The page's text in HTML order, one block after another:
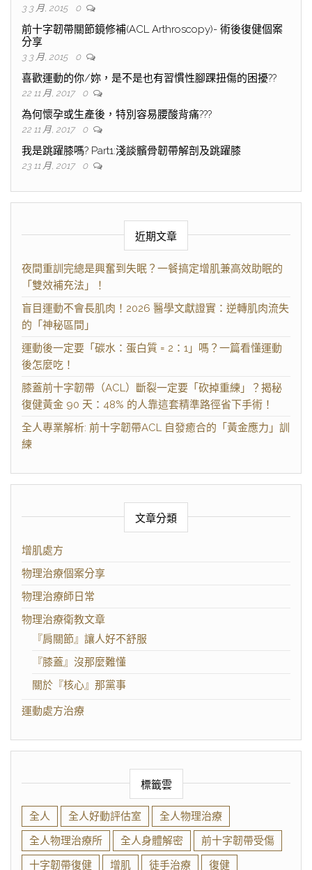
3 3 月, 2015 0
前十字韌帶關節鏡修補(ACL Arthroscopy)- 術後復健個案
分享
3 3 月, 2015 0
喜歡運動的你/妳，是不是也有習慣性腳踝扭傷的困擾??
22 11 月, 2017 0
為何懷孕或生產後，特別容易腰酸背痛???
22 11 月, 2017 0
我是跳躍膝嗎? Part1:淺談髕骨韌帶解剖及跳躍膝
23 11 月, 2017 0
近期文章
夜間重訓完總是興奮到失眠？一餐搞定增肌兼高效助眠的
「雙效補充法」！
盲目運動不會長肌肉！2026 醫學文獻證實：逆轉肌肉流失
的「神秘區間」
運動後一定要「碳水：蛋白質 = 2：1」嗎？一篇看懂運動
後怎麼吃！
膝蓋前十字韌帶（ACL）斷裂一定要「砍掉重練」？揭秘
復健黃金 90 天：48% 的人靠這套精準路徑省下手術！
全人專業解析: 前十字韌帶ACL 自發癒合的「黃金應力」訓
練
文章分類
增肌處方
物理治療個案分享
物理治療師日常
物理治療衛教文章
『肩關節』讓人好不舒服
『膝蓋』沒那麼難懂
關於『核心』那黨事
運動處方治療
標籤雲
全人 全人好動評估室
全人物理治療
全人物理治療所
全人身體解密
前十字韌帶受傷
十字韌帶復健
增肌 徒手治療 復健